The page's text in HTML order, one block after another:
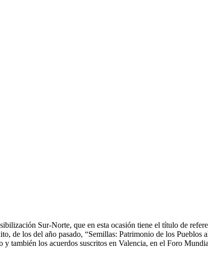
Sur-Norte, que en esta ocasión tiene el título de
de los del año pasado, “Semillas: Patrimonio de los
y también los acuerdos suscritos en Valencia, en el Foro